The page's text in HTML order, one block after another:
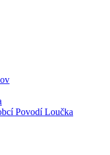
Povodí Loučka